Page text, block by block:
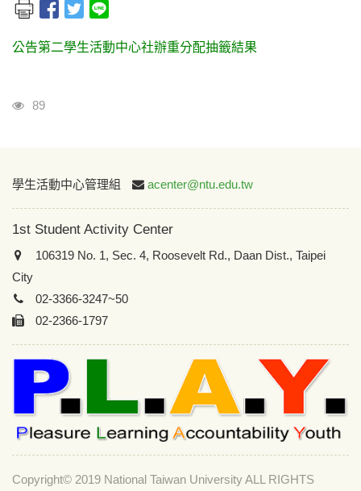
公告第二學生活動中心社辦重分配抽籤結果
Visits
89
:::
學生活動中心管理組 acenter@ntu.edu.tw
1st Student Activity Center
106319 No. 1, Sec. 4, Roosevelt Rd., Daan Dist., Taipei
City
02-3366-3247~50
02-2366-1797
Copyright© 2019 National Taiwan University ALL RIGHTS